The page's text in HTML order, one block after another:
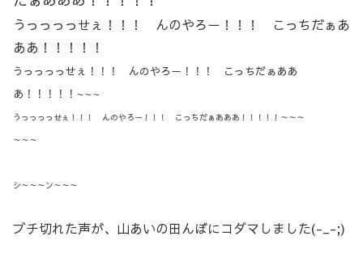
うっっっっせぇ！！！ んのやろー！！！ こっちだぁあ
ああ！！！！！
うっっっっせぇ！！！ んのやろー！！！ こっちだぁああ
あ！！！！！ ～～～
うっっっっせぇ！！！ んのやろー！！！ こっちだぁあああ！！！！！～～～
～～～
シ～～～ン～～～
ブチ切れた声が、山あいの田んぼにコダマしました(-_-;)